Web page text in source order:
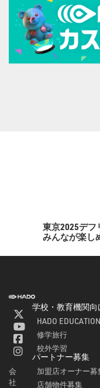
東京2025デフ
みんなが楽し
会
社
学校・教育機関向
HADO EDUCATION
修学旅行
校外学習
パートナー募集
加盟店オーナー募
店舗物件募集